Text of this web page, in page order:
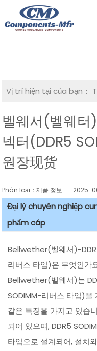
Vị trí hiện tại của bạn：
벨웨서(벨웨터
넥터(DDR5
원장现货
Phân loại：제품 정보 2025-
Đại lý chuyên nghiệp
phẩm cáp
Bellwether(벨웨서)-
리버스 타입)은 무엇인가
Bellwether(벨웨서)는
SODIMM-리버스 타입)을
같은 특징을 가지고 있습
되어 있으며, DDR5
타입으로 설계되어, 설치